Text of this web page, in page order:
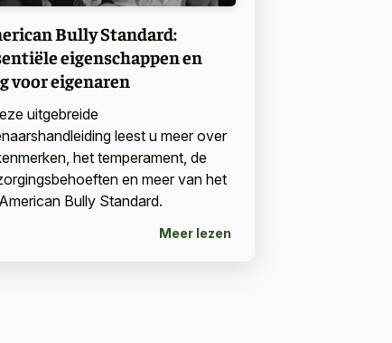
Bully Standard:
eigenschappen en
voor eigenaren
uitgebreide
leest u meer over
het temperament, de
en meer van het
Bully Standard.
Meer lezen